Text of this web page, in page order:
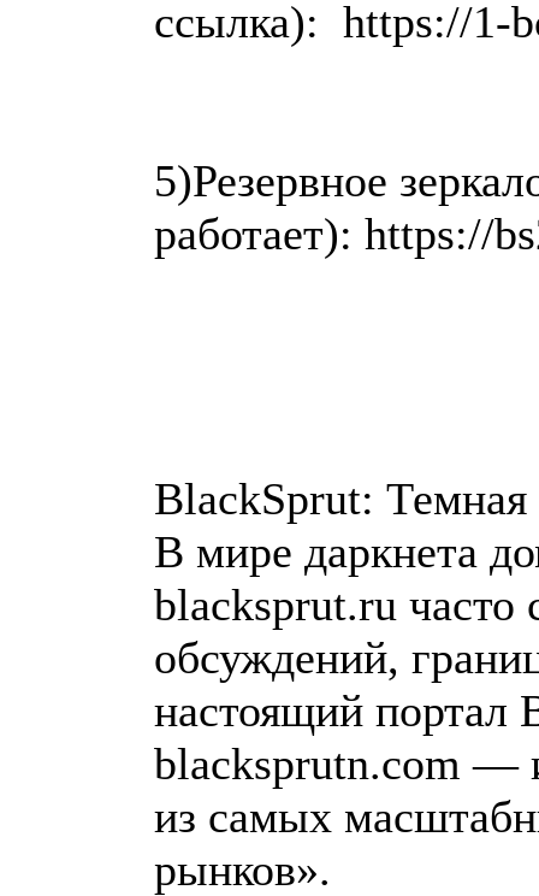
ссылка): https://1-
5)Резервное
работает): https://
BlackSprut:
В мире даркнета
blacksprut.ru часто
обсуждений,
настоящий портал
blacksprutn.com —
из самых
рынков».